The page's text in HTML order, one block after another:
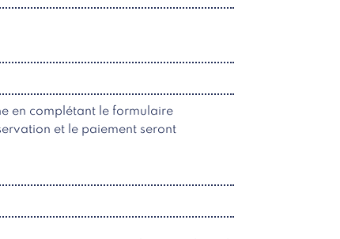
en complétant le formulaire
et le paiement seront